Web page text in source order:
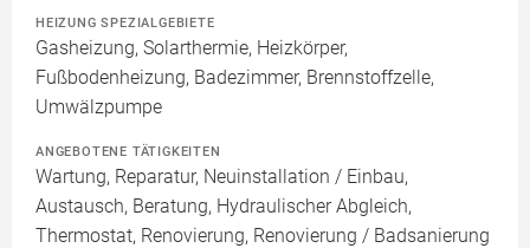
HEIZUNG SPEZIALGEBIETE
Gasheizung, Solarthermie, Heizkörper,
Fußbodenheizung, Badezimmer, Brennstoffzelle,
Umwälzpumpe
ANGEBOTENE TÄTIGKEITEN
Wartung, Reparatur, Neuinstallation / Einbau,
Austausch, Beratung, Hydraulischer Abgleich,
Thermostat, Renovierung, Renovierung / Badsanierung